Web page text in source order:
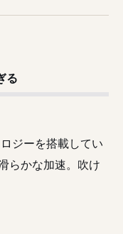
る
ジーを搭載してい
らかな加速。吹け